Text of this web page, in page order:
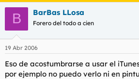
B BarBas LLosa
Forero del todo a cien
19 Abr 2006
Eso de acostumbrarse a usar el
por ejemplo no puedo verlo ni en